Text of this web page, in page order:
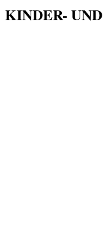
KINDER-